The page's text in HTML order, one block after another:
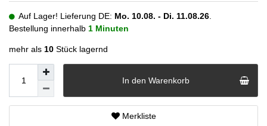
Auf Lager! Lieferung DE: Mo. 10.08. - Di. 11.08.26
Bestellung innerhalb 1 Minuten
mehr als 10 Stück lagernd
In den Warenkorb
Merkliste